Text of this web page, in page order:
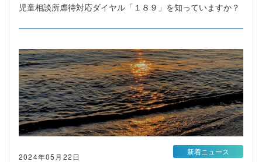
児童相談所虐待対応ダイヤル「１８９」を知っていますか？
2024年05月22日
新着ニュース